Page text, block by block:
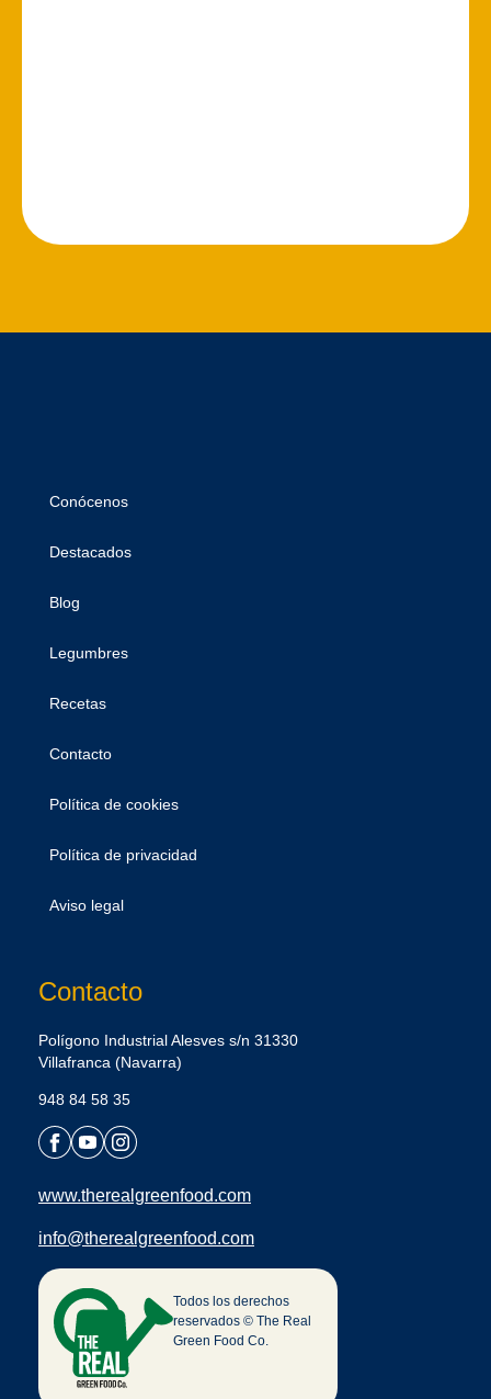
Conócenos
Destacados
Blog
Legumbres
Recetas
Contacto
Política de cookies
Política de privacidad
Aviso legal
Contacto
Polígono Industrial Alesves s/n 31330
Villafranca (Navarra)
948 84 58 35
www.therealgreenfood.com
info@therealgreenfood.com
Todos los derechos
reservados © The Real
Green Food Co.